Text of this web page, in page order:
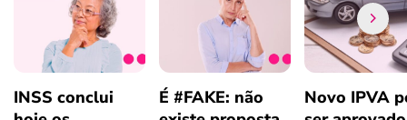
INSS conclui
É #FAKE: não
Novo IPVA